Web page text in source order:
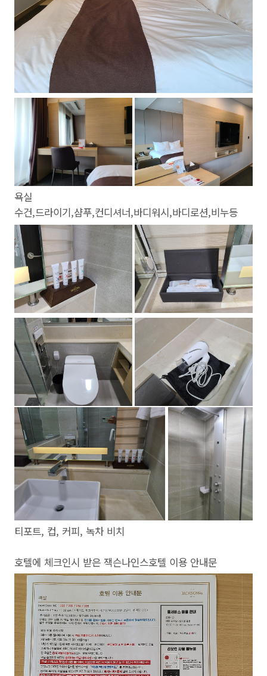
욕실
수건,드라이기,샴푸,컨디셔너,바디워시,바디로션,비누등
티포트, 컵, 커피, 녹차 비치
호텔에 체크인시 받은 잭슨나인스호텔 이용 안내문